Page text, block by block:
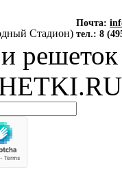
Стадион)
Почта:
тел.: 8
решеток